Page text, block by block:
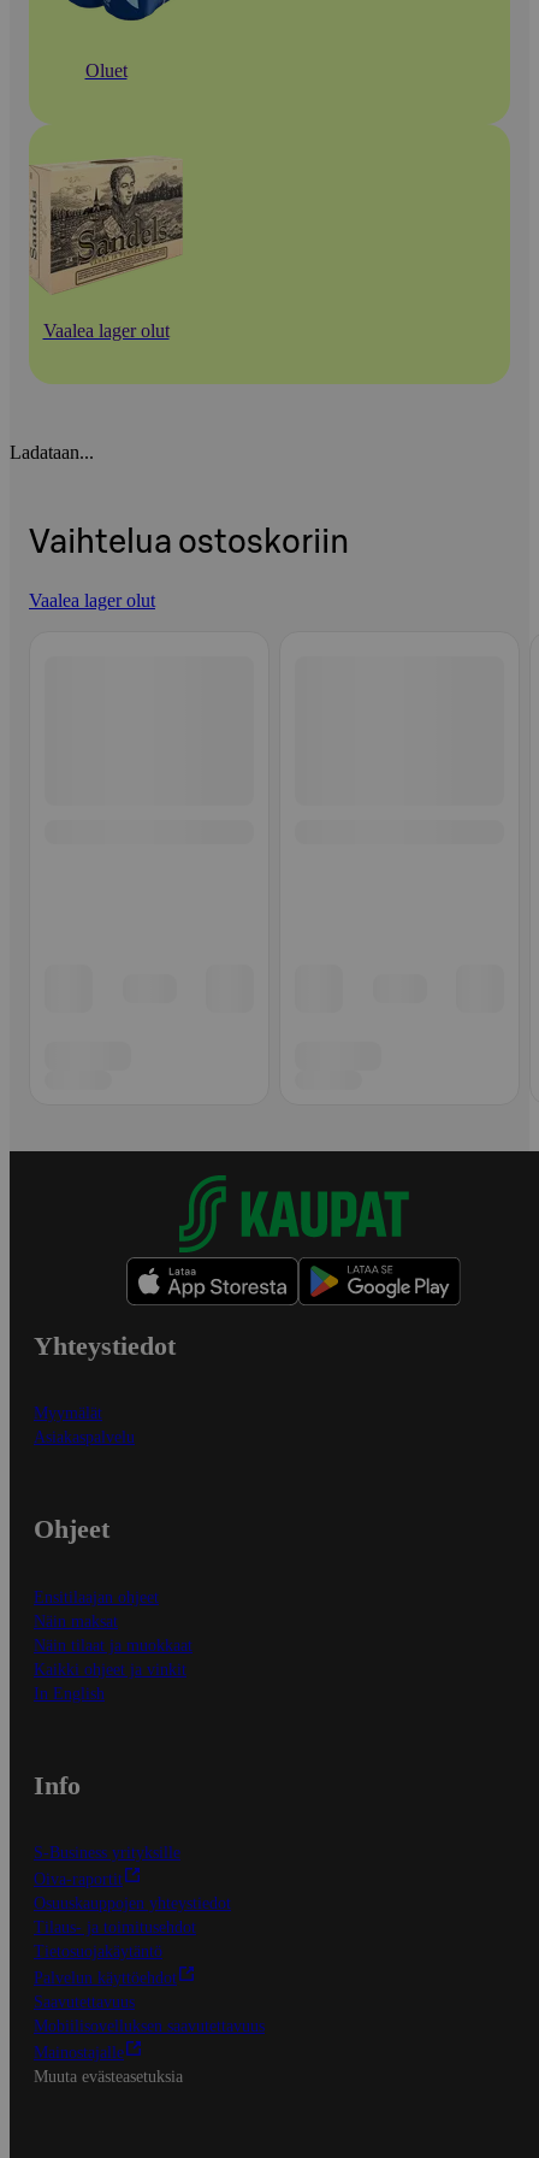
Oluet
Vaalea lager olut
Ladataan...
Vaihtelua ostoskoriin
Vaalea lager olut
Yhteystiedot
Myymälät
Asiakaspalvelu
Ohjeet
Ensitilaajan ohjeet
Näin maksat
Näin tilaat ja muokkaat
Kaikki ohjeet ja vinkit
In English
Info
S-Business yrityksille
Oiva-raportit
Osuuskauppojen yhteystiedot
Tilaus- ja toimitusehdot
Tietosuojakäytäntö
Palvelun käyttöehdot
Saavutettavuus
Mobiilisovelluksen saavutettavuus
Mainostajalle
Muuta evästeasetuksia